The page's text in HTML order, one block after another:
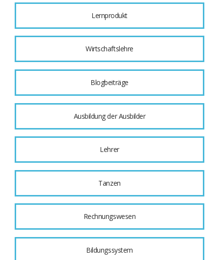
Lernprodukt
Wirtschaftslehre
Blogbeiträge
Ausbildung der Ausbilder
Lehrer
Tanzen
Rechnungswesen
Bildungssystem